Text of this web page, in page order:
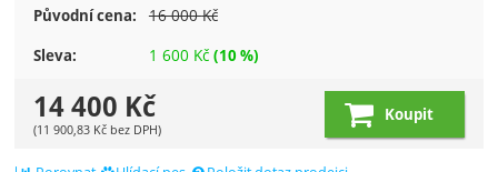
Původní cena:
16 000Kč
Sleva: 1 600 Kč (10 %)
14 400 Kč
(11 900,83 Kč bez DPH)
Koupit